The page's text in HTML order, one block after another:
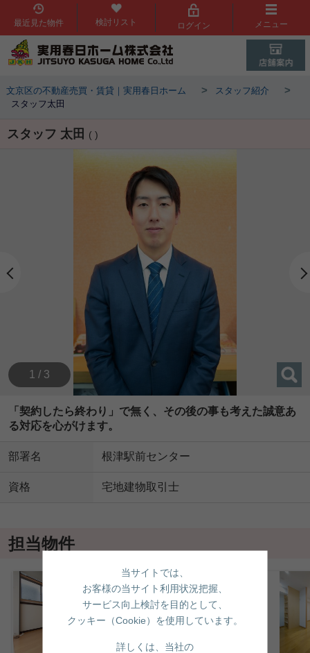
最近見た物件 検討リスト ログイン メニュー
文京区の不動産売買・賃貸｜実用春日ホーム > スタッフ紹介 >
スタッフ太田
スタッフ 太田 ( )
1 / 3
「契約したら終わり」で無く、その後の事も考えた誠意あ
る対応を心がけます。
部署名 根津駅前センター
資格 宅地建物取引士
担当物件
当サイトでは、
お客様の当サイト利用状況把握、
サービス向上検討を目的として、
クッキー（Cookie）を使用しています。
詳しくは、当社の